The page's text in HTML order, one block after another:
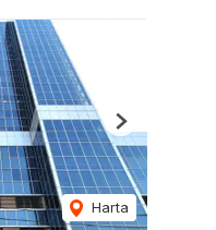
Harta
Next